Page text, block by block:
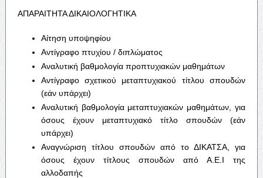
ΑΠΑΡΑΙΤΗΤΑ ΔΙΚΑΙΟΛΟΓΗΤΙΚΑ
Αίτηση υποψηφίου
Αντίγραφο πτυχίου / διπλώματος
Αναλυτική βαθμολογία προπτυχιακών μαθημάτων
Αντίγραφο σχετικού μεταπτυχιακού τίτλου σπουδών
(εάν υπάρχει)
Αναλυτική βαθμολογία μεταπτυχιακών μαθημάτων, για
όσους έχουν μεταπτυχιακό τίτλο σπουδών (εάν
υπάρχει)
Αναγνώριση τίτλου σπουδών από το ΔΙΚΑΤΣΑ, για
όσους έχουν τίτλους σπουδών από Α.Ε.Ι της
αλλοδαπής